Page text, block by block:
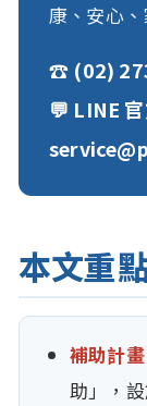
康、安心
☎ (02)
💬 LINE 官
本文重
補助計畫
助」，